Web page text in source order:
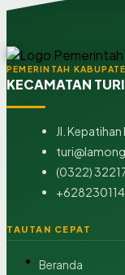
PEMERINTAH
KECAMATAN
Jl.
(0322)
TAUTAN CEPAT
Beranda